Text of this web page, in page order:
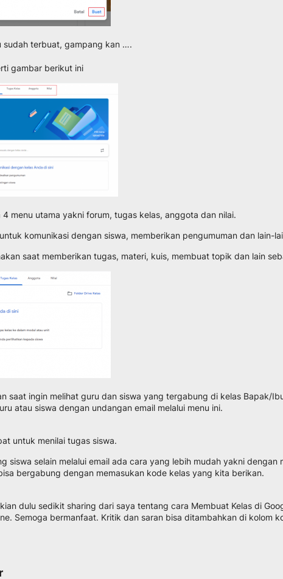
sudah terbuat, gampang kan ….
gambar berikut ini
4 menu utama yakni forum, tugas kelas, anggota dan nilai.
komunikasi dengan siswa, memberikan pengumuman dan lain-
saat memberikan tugas, materi, kuis, membuat topik dan lain
saat ingin melihat guru dan siswa yang tergabung di kelas Bapak/
atau siswa dengan undangan email melalui menu ini.
untuk menilai tugas siswa.
siswa selain melalui email ada cara yang lebih mudah yakni dengan
bergabung dengan memasukan kode kelas yang kita berikan.
dulu sedikit sharing dari saya tentang cara Membuat Kelas di
Semoga bermanfaat. Kritik dan saran bisa ditambahkan di kolom